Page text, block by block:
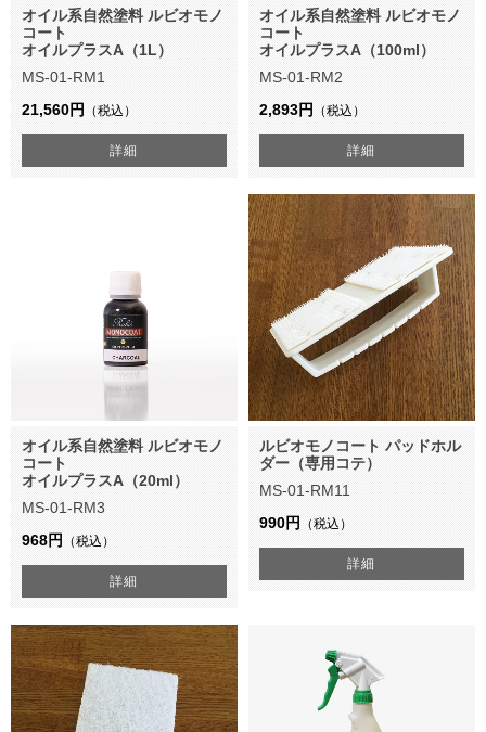
オイル系自然塗料 ルビオモノ
コート
オイルプラスA（1L）
MS-01-RM1
21,560円
（税込）
詳細
オイル系自然塗料 ルビオモノ
コート
オイルプラスA（100ml）
MS-01-RM2
2,893円
（税込）
詳細
オイル系自然塗料 ルビオモノ
コート
オイルプラスA（20ml）
MS-01-RM3
968円
（税込）
詳細
ルビオモノコート パッドホル
ダー（専用コテ）
MS-01-RM11
990円
（税込）
詳細